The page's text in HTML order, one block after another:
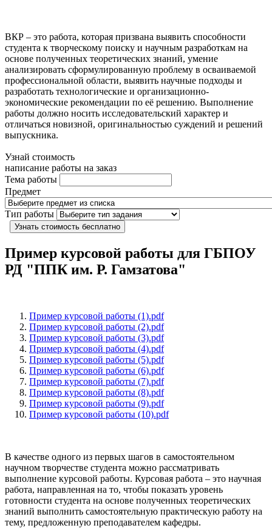
ВКР – это работа, которая призвана выявить способности
студента к творческому поиску и научным разработкам на
основе полученных теоретических знаний, умение
анализировать сформулированную проблему в осваиваемой
профессиональной области, выявить научные подходы и
разработать технологические и организационно-
экономические рекомендации по её решению. Выполнение
работы должно носить исследовательский характер и
отличаться новизной, оригинальностью суждений и решений
выпускника.
Узнай стоимость
написание работы на заказ
Тема работы
Предмет
Тип работы
Узнать стоимость бесплатно
Пример курсовой работы для ГБПОУ
РД "ППК им. Р. Гамзатова"
Пример курсовой работы (1).pdf
Пример курсовой работы (2).pdf
Пример курсовой работы (3).pdf
Пример курсовой работы (4).pdf
Пример курсовой работы (5).pdf
Пример курсовой работы (6).pdf
Пример курсовой работы (7).pdf
Пример курсовой работы (8).pdf
Пример курсовой работы (9).pdf
Пример курсовой работы (10).pdf
В качестве одного из первых шагов в самостоятельном
научном творчестве студента можно рассматривать
выполнение курсовой работы. Курсовая работа – это научная
работа, направленная на то, чтобы показать уровень
готовности студента на основе полученных теоретических
знаний выполнить самостоятельную практическую работу на
тему, предложенную преподавателем кафедры.